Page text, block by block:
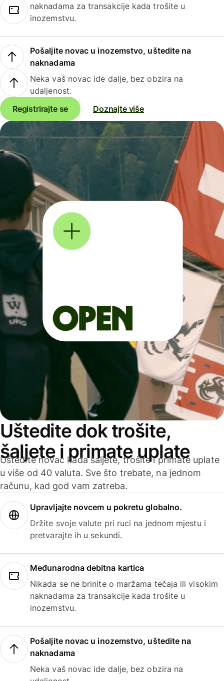
naknadama za transakcije kada trošite u
inozemstvu.
Pošaljite novac u inozemstvo, uštedite na
naknadama
Neka vaš novac ide dalje, bez obzira na
udaljenost.
Registrirajte se
Doznajte više
Uštedite dok trošite,
šaljete i primate uplate
Uštedite novac kada šaljete, trošite i primate uplate
u više od 40 valuta. Sve što trebate, na jednom
računu, kad god vam zatreba.
Upravljajte novcem u pokretu globalno.
Držite svoje valute pri ruci na jednom mjestu i
pretvarajte ih u sekundi.
Međunarodna debitna kartica
Nikada se ne brinite o maržama tečaja ili visokim
naknadama za transakcije kada trošite u
inozemstvu.
Pošaljite novac u inozemstvo, uštedite na
naknadama
Neka vaš novac ide dalje, bez obzira na